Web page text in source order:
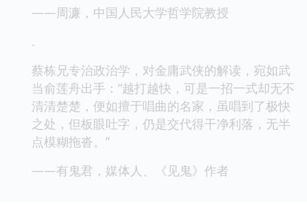
——周濂，中国人民大学哲学院教授
.
蔡栋兄专治政治学，对金庸武侠的解读，宛如武
当俞莲舟出手：“越打越快，可是一招一式却无不
清清楚楚，便如擅于唱曲的名家，虽唱到了极快
之处，但板眼吐字，仍是交代得干净利落，无半
点模糊拖沓。”
——有鬼君，媒体人、《见鬼》作者